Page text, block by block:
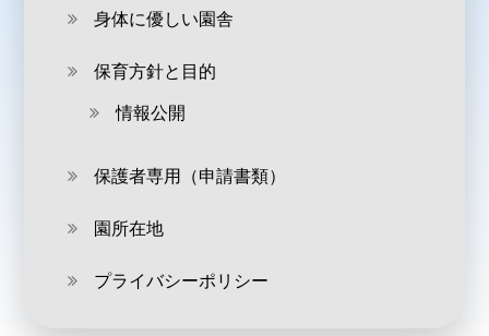
身体に優しい園舎
保育方針と目的
情報公開
保護者専用（申請書類）
園所在地
プライバシーポリシー